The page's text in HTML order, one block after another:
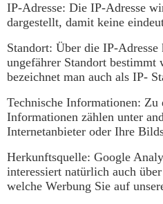
IP-Adresse: Die IP-Adresse
dargestellt, damit keine
Standort: Über die IP-
ungefährer Standort bestimmt
bezeichnet man auch als IP-
Technische Informationen: Zu
Informationen zählen unter
Internetanbieter oder Ihre
Herkunftsquelle: Google
interessiert natürlich auch
welche Werbung Sie auf